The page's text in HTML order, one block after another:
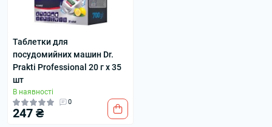
Таблетки для
посудомийних машин Dr.
Prakti Professional 20 г х 35
шт
В наявності
0
247 ₴